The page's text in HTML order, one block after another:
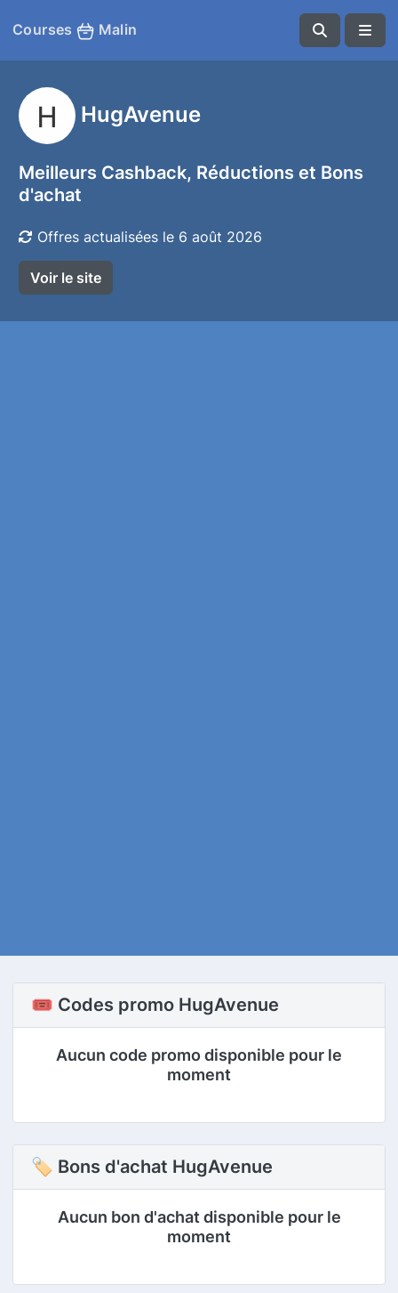
Courses Malin
HugAvenue
Meilleurs Cashback, Réductions et Bons
d'achat
Offres actualisées le 6 août 2026
Voir le site
🎟️ Codes promo HugAvenue
Aucun code promo disponible pour le
moment
🏷 Bons d'achat HugAvenue
Aucun bon d'achat disponible pour le
moment